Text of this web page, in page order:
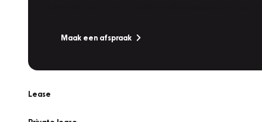
Maak een afspraak
Lease